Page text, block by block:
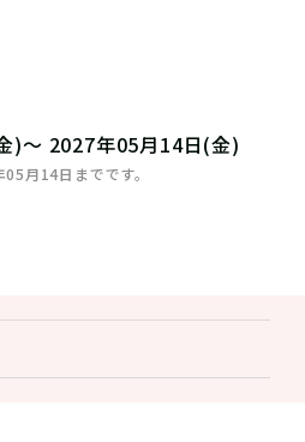
)～ 2027年05月14日(金)
月14日までです。